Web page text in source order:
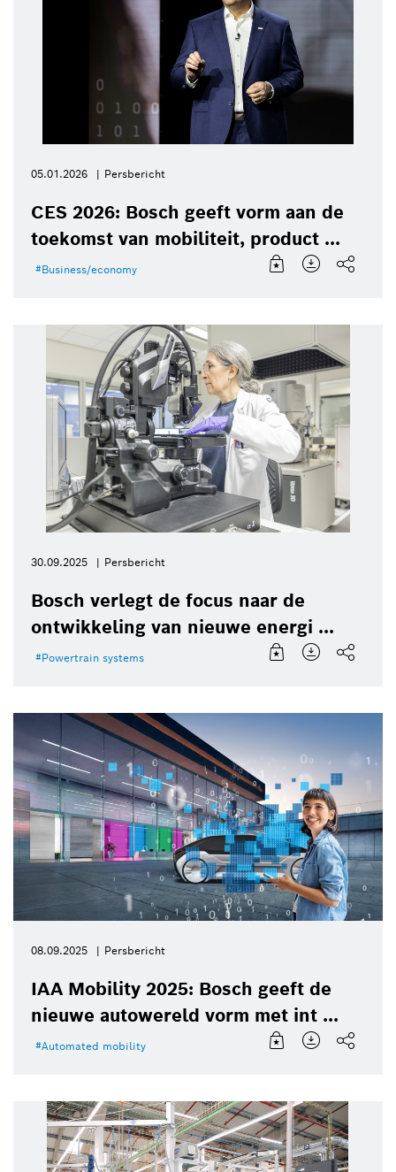
05.01.2026 Persbericht
CES 2026: Bosch geeft vorm aan de
toekomst van mobiliteit, product ...
Business/economy
30.09.2025 Persbericht
Bosch verlegt de focus naar de
ontwikkeling van nieuwe energi ...
Powertrain systems
08.09.2025 Persbericht
IAA Mobility 2025: Bosch geeft de
nieuwe autowereld vorm met int ...
Automated mobility